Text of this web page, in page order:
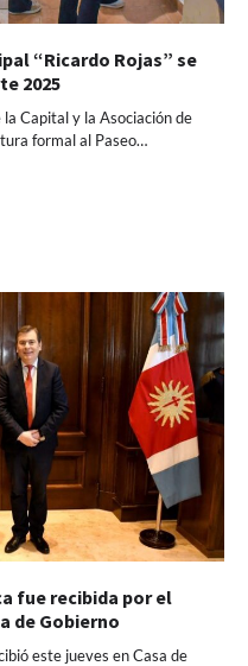
“Ricardo Rojas” se
2025
Capital y la Asociación de
formal al Paseo…
fue recibida por el
de Gobierno
este jueves en Casa de